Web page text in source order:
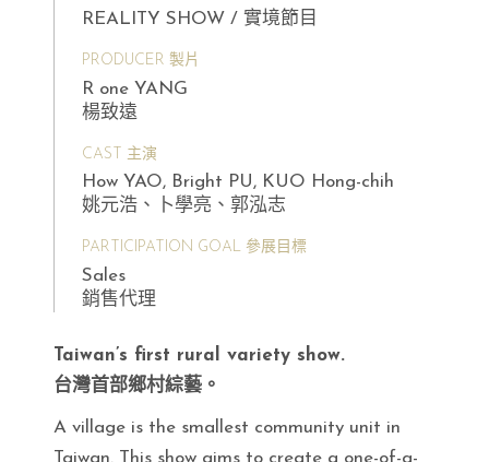
REALITY SHOW / 實境節目
PRODUCER 製片
R one YANG
楊致遠
CAST 主演
How YAO, Bright PU, KUO Hong-chih
姚元浩、卜學亮、郭泓志
PARTICIPATION GOAL 參展目標
Sales
銷售代理
Taiwan’s first rural variety show.
台灣首部鄉村綜藝。
A village is the smallest community unit in